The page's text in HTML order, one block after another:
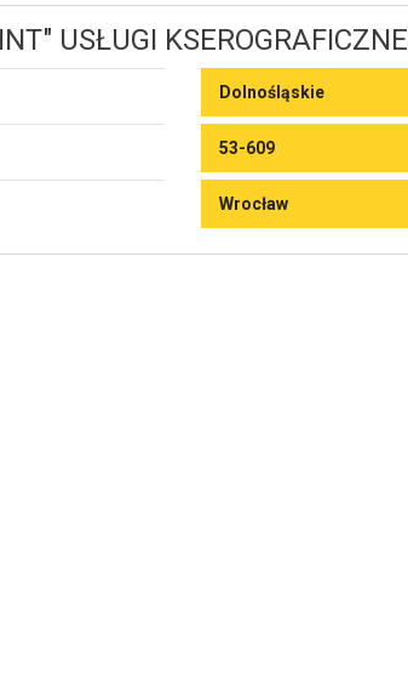
USŁUGI KSEROGRAFICZNE
Dolnośląskie
53-609
Wrocław